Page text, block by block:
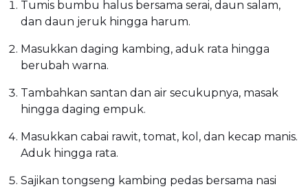
Tumis bumbu halus bersama serai, daun salam,
dan daun jeruk hingga harum.
Masukkan daging kambing, aduk rata hingga
berubah warna.
Tambahkan santan dan air secukupnya, masak
hingga daging empuk.
Masukkan cabai rawit, tomat, kol, dan kecap manis.
Aduk hingga rata.
Sajikan tongseng kambing pedas bersama nasi